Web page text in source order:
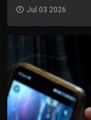
Jul 03 2026